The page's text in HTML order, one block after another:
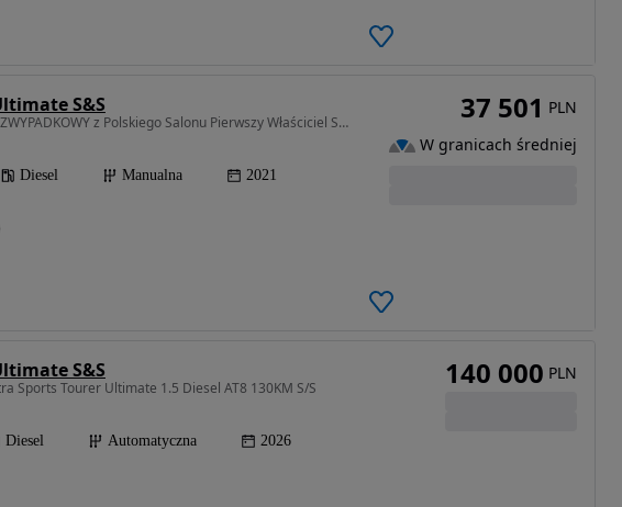
S&S
1496 cm3 • 122 KM • 2022 BEZWYPADKOWY z Polskiego Salonu Pierwszy Właściciel Serwis Faktur
Diesel Manualna 2021
37 501 PLN
W granicach średniej
S&S
Sports Tourer Ultimate 1.5 Diesel AT8 130KM S/S
Diesel Automatyczna 2026
140 000 PLN